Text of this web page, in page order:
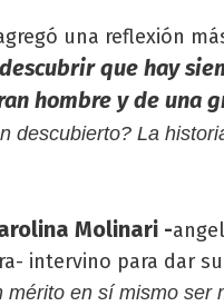
una reflexión
que hay
hombre y de una
descubierto? La
Molinari -
intervino para dar
mérito en sí mismo ser